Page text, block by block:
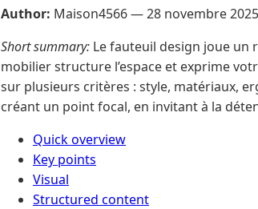
Author: Maison4566 —28 novembre 2025
Short summary: Le fauteuil design joue un
mobilier structure l’espace et exprime
sur plusieurs critères : style, matériaux,
créant un point focal, en invitant à la
Quick overview
Key points
Visual
Structured content